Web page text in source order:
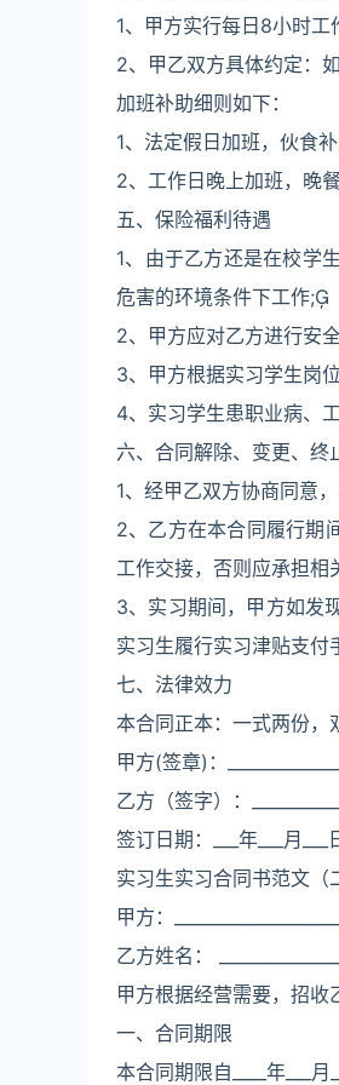
1、甲方实行每日8小时
2、甲乙双方具体约定：
加班补助细则如下：
1、法定假日加班，伙食
2、工作日晚上加班，晚
五、保险福利待遇
1、由于乙方还是在校学
危害的环境条件下工作;
2、甲方应对乙方进行安
3、甲方根据实习学生岗
4、实习学生患职业病、
六、合同解除、变更、终
1、经甲乙双方协商同意
2、乙方在本合同履行期
工作交接，否则应承担相
3、实习期间，甲方如发
实习生履行实习津贴支付
七、法律效力
本合同正本：一式两份，
甲方(签章)：
乙方（签字）：
签订日期：___年___月___
实习生实习合同书范文（
甲方：
乙方姓名：
甲方根据经营需要，招收
一、合同期限
本合同期限自____年___月